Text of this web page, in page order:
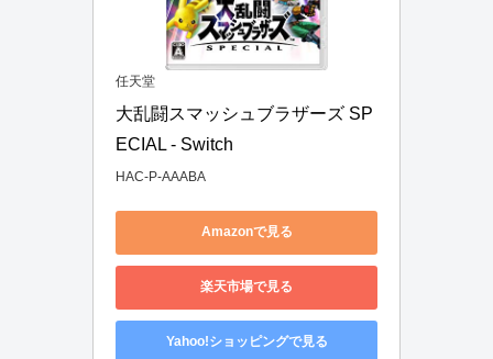
任天堂
大乱闘スマッシュブラザーズ SP
ECIAL - Switch
HAC-P-AAABA
Amazonで見る
楽天市場で見る
Yahoo!ショッピングで見る